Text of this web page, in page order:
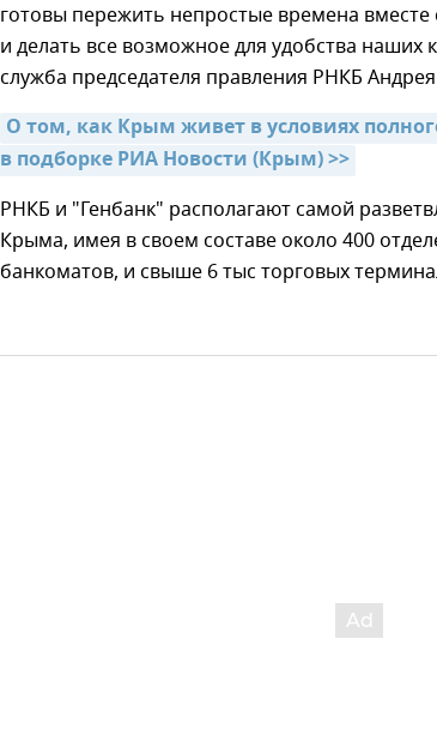
готовы пережить непростые времена
и делать все возможное для удобства наших
служба председателя правления РНКБ
О том, как Крым живет в условиях
в подборке РИА Новости (Крым) >>
РНКБ и "Генбанк" располагают самой
Крыма, имея в своем составе около 400
банкоматов, и свыше 6 тыс торговых